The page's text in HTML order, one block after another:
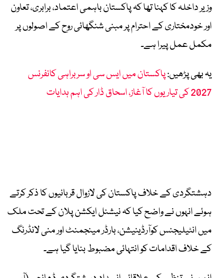
وزیر داخلہ کا کہنا تھا کہ پاکستان باہمی اعتماد، برابری، تعاون
اور خودمختاری کے احترام پر مبنی شنگھائی روح کے اصولوں پر
مکمل عمل پیرا ہے۔
یہ بھی پڑھیں:پاکستان میں ایس سی او سربراہی کانفرنس
2027 کی تیاریوں کا آغاز، اسحاق ڈار کی اہم ہدایات
دہشتگردی کے خلاف پاکستان کی لازوال قربانیوں کا ذکر کرتے
ہوئے انہوں نے واضح کیا کہ نیشنل ایکشن پلان کے تحت ملک
میں انٹیلیجنس کوآرڈینیشن، بارڈر مینجمنٹ اور منی لانڈرنگ
کے خلاف اقدامات کو انتہائی مضبوط بنایا گیا ہے۔